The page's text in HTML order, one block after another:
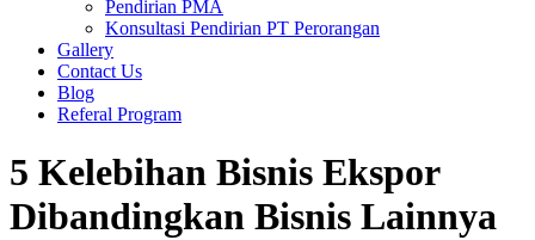
Pendirian PMA
Konsultasi Pendirian PT Perorangan
Gallery
Contact Us
Blog
Referal Program
5 Kelebihan Bisnis Ekspor
Dibandingkan Bisnis Lainnya